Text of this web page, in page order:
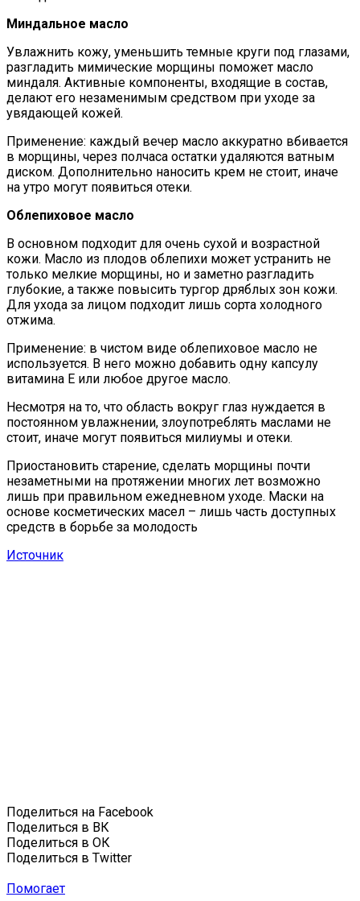
Миндальное масло
Увлажнить кожу, уменьшить темные круги под глазами,
разгладить мимические морщины поможет масло
миндаля. Активные компоненты, входящие в состав,
делают его незаменимым средством при уходе за
увядающей кожей.
Применение: каждый вечер масло аккуратно вбивается
в морщины, через полчаса остатки удаляются ватным
диском. Дополнительно наносить крем не стоит, иначе
на утро могут появиться отеки.
Облепиховое масло
В основном подходит для очень сухой и возрастной
кожи. Масло из плодов облепихи может устранить не
только мелкие морщины, но и заметно разгладить
глубокие, а также повысить тургор дряблых зон кожи.
Для ухода за лицом подходит лишь сорта холодного
отжима.
Применение: в чистом виде облепиховое масло не
используется. В него можно добавить одну капсулу
витамина Е или любое другое масло.
Несмотря на то, что область вокруг глаз нуждается в
постоянном увлажнении, злоупотреблять маслами не
стоит, иначе могут появиться милиумы и отеки.
Приостановить старение, сделать морщины почти
незаметными на протяжении многих лет возможно
лишь при правильном ежедневном уходе. Маски на
основе косметических масел – лишь часть доступных
средств в борьбе за молодость
Источник
Поделиться на Facebook
Поделиться в ВК
Поделиться в ОК
Поделиться в Twitter
Помогает